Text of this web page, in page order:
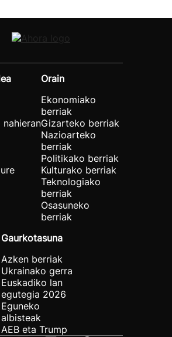
nahieran
Orain
Ekonomiako
berriak
Gizarteko berriak
Nazioarteko
berriak
Politikako berriak
Kulturako berriak
Teknologiako
berriak
Osasuneko
berriak
Gaurkotasuna
Azken berriak
Ukrainako gerra
Euskadiko lan
egutegia 2026
Eguneko
albisteak
AEB eta Trump